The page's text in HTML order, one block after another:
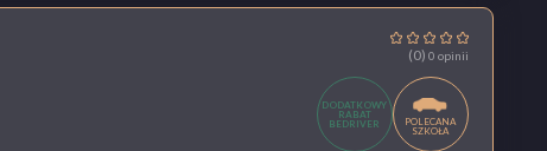
(0) 0 opinii
DODATKOWY
RABAT
BEDRIVER
POLECANA
SZKOŁA